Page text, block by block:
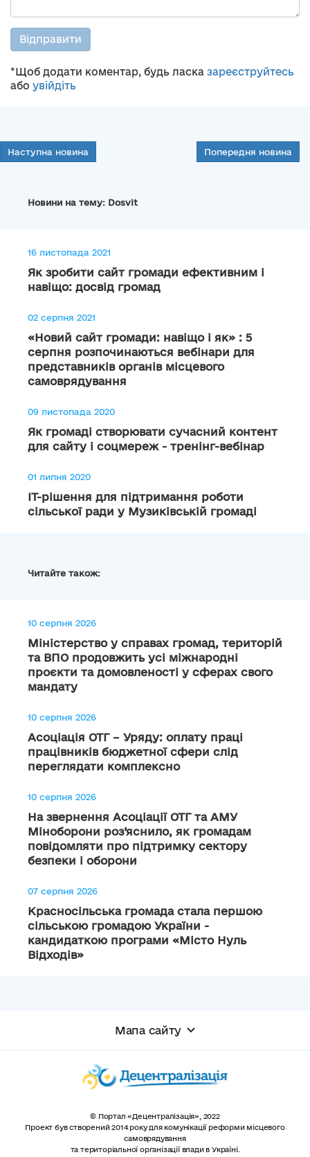
Відправити
*Щоб додати коментар, будь ласка зареєструйтесь
або увійдіть
Наступна новина Попередня новина
Новини на тему: Dosvit
16 листопада 2021
Як зробити сайт громади ефективним і
навіщо: досвід громад
02 серпня 2021
«Новий сайт громади: навіщо і як» : 5
серпня розпочинаються вебінари для
представників органів місцевого
самоврядування
09 листопада 2020
Як громаді створювати сучасний контент
для сайту і соцмереж - тренінг-вебінар
01 липня 2020
ІТ-рішення для підтримання роботи
сільської ради у Музиківській громаді
Читайте також:
10 серпня 2026
Міністерство у справах громад, територій
та ВПО продовжить усі міжнародні
проєкти та домовленості у сферах свого
мандату
10 серпня 2026
Асоціація ОТГ – Уряду: оплату праці
працівників бюджетної сфери слід
переглядати комплексно
10 серпня 2026
На звернення Асоціації ОТГ та АМУ
Міноборони роз’яснило, як громадам
повідомляти про підтримку сектору
безпеки і оборони
07 серпня 2026
Красносільська громада стала першою
сільською громадою України -
кандидаткою програми «Місто Нуль
Відходів»
Мапа сайту
© Портал «Децентралізація», 2022
Проект був створений 2014 року для комунікації реформи місцевого
самоврядування
та територіальної організації влади в Україні.